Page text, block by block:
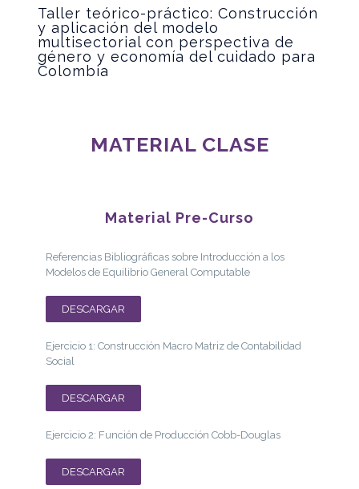
Taller teórico-práctico: Construcción
y aplicación del modelo
multisectorial con perspectiva de
género y economía del cuidado para
Colombia
MATERIAL CLASE
Material Pre-Curso
Referencias Bibliográficas sobre Introducción a los
Modelos de Equilibrio General Computable
DESCARGAR
Ejercicio 1: Construcción Macro Matriz de Contabilidad
Social
DESCARGAR
Ejercicio 2: Función de Producción Cobb-Douglas
DESCARGAR